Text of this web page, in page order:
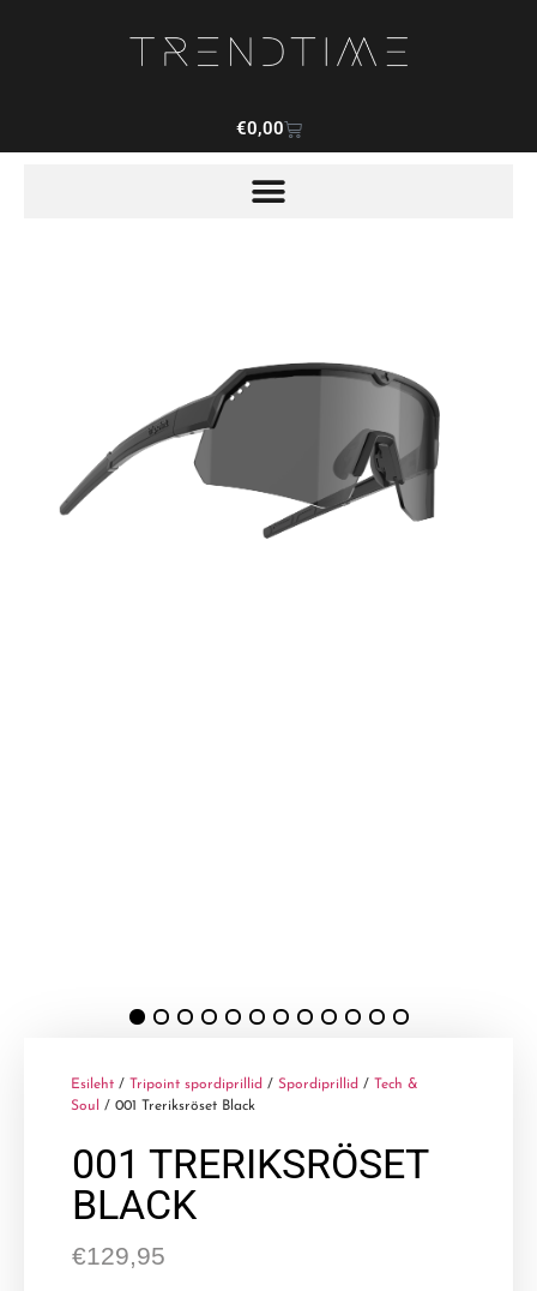
€0,00
Esileht / Tripoint spordiprillid / Spordiprillid /
Tech &
Soul
/ 001 Treriksröset Black
001 TRERIKSRÖSET
BLACK
€129,95